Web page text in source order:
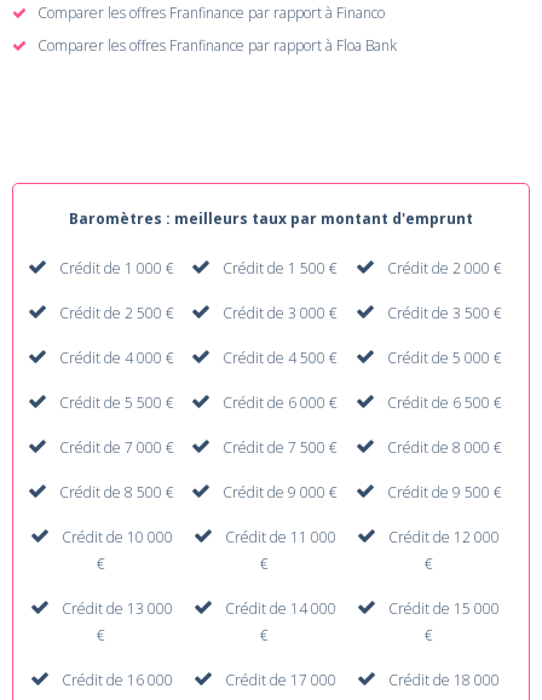
Comparer les offres Franfinance par rapport à Financo
Comparer les offres Franfinance par rapport à Floa Bank
Baromètres : meilleurs taux par montant d'emprunt
Crédit de 1 000 € Crédit de 1 500 € Crédit de 2 000 €
Crédit de 2 500 € Crédit de 3 000 € Crédit de 3 500 €
Crédit de 4 000 € Crédit de 4 500 € Crédit de 5 000 €
Crédit de 5 500 € Crédit de 6 000 € Crédit de 6 500 €
Crédit de 7 000 € Crédit de 7 500 € Crédit de 8 000 €
Crédit de 8 500 € Crédit de 9 000 € Crédit de 9 500 €
Crédit de 10 000
€
Crédit de 11 000
€
Crédit de 12 000
€
Crédit de 13 000
€
Crédit de 14 000
€
Crédit de 15 000
€
Crédit de 16 000
Crédit de 17 000
Crédit de 18 000